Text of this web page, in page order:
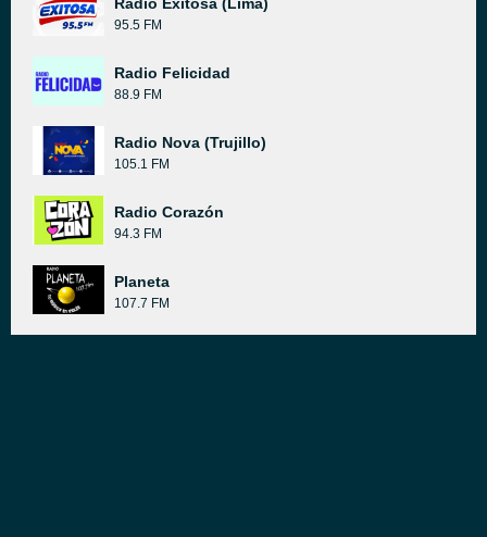
95.5 FM
Radio Felicidad
88.9 FM
Radio Nova (Trujillo)
105.1 FM
Radio Corazón
94.3 FM
Planeta
107.7 FM